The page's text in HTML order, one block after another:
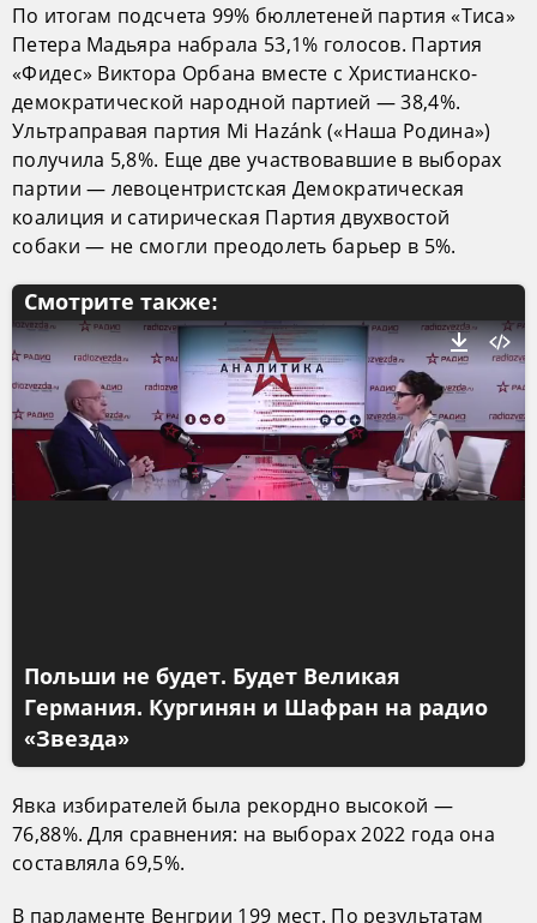
По итогам подсчета 99% бюллетеней партия «Тиса»
Петера Мадьяра набрала 53,1% голосов. Партия
«Фидес» Виктора Орбана вместе с Христианско-
демократической народной партией — 38,4%.
Ультраправая партия Mi Hazánk («Наша Родина»)
получила 5,8%. Еще две участвовавшие в выборах
партии — левоцентристская Демократическая
коалиция и сатирическая Партия двухвостой
собаки — не смогли преодолеть барьер в 5%.
Смотрите также:
Польши не будет. Будет Великая
Германия. Кургинян и Шафран на радио
«Звезда»
Явка избирателей была рекордно высокой —
76,88%. Для сравнения: на выборах 2022 года она
составляла 69,5%.
В парламенте Венгрии 199 мест. По результатам